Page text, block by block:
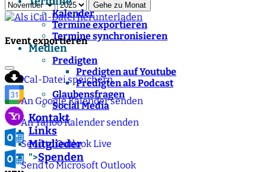
Kalender
Termine exportieren
Termine synchronisieren
Medien
Predigten
Predigten auf Youtube
Predigten als Podcast
Glaubensfragen
Social Media
Kontakt
Links
Mitglieder
">Spenden
Gehe zu Monat
Event exportieren
iCal-Datei speichern
An Google Kalender senden
An Yahoo Kalender senden
Send to Outlook Live
Send to Microsoft Outlook